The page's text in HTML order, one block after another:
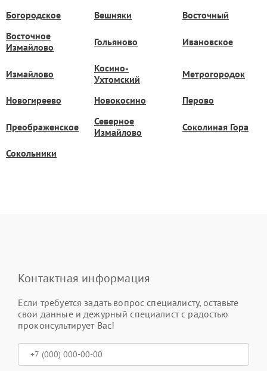
Богородское Вешняки
Восточный
Восточное
Измайлово
Гольяново Ивановское
Измайлово
Косино-
Ухтомский
Метрогородок
Новогиреево Новокосино Перово
Преображенское
Северное
Измайлово
Соколиная Гора
Сокольники
Контактная информация
Если требуется задать вопрос специалисту, оставьте
свои данные и дежурный специалист с радостью
проконсультирует Вас!